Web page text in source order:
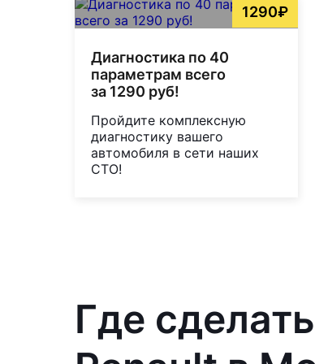
1290₽
Диагностика по 40
параметрам всего
за 1290 руб!
Пройдите комплексную
диагностику вашего
автомобиля в сети наших
СТО!
Где